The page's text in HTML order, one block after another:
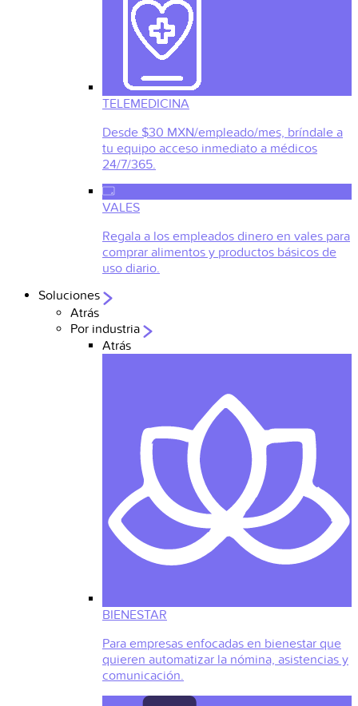
TELEMEDICINA
Desde $30 MXN/empleado/mes, bríndale a
tu equipo acceso inmediato a médicos
24/7/365.
VALES
Regala a los empleados dinero en vales para
comprar alimentos y productos básicos de
uso diario.
Soluciones
Atrás
Por industria
Atrás
BIENESTAR
Para empresas enfocadas en bienestar que
quieren automatizar la nómina, asistencias y
comunicación.